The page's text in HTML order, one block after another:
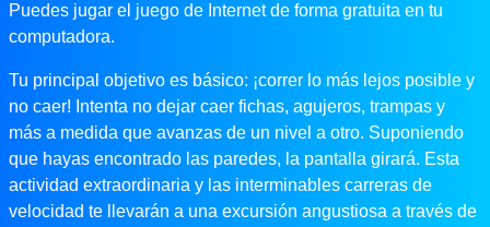
Puedes jugar el juego de Internet de forma gratuita en tu
computadora.
Tu principal objetivo es básico: ¡correr lo más lejos posible y
no caer! Intenta no dejar caer fichas, agujeros, trampas y
más a medida que avanzas de un nivel a otro. Suponiendo
que hayas encontrado las paredes, la pantalla girará. Esta
actividad extraordinaria y las interminables carreras de
velocidad te llevarán a una excursión angustiosa a través de